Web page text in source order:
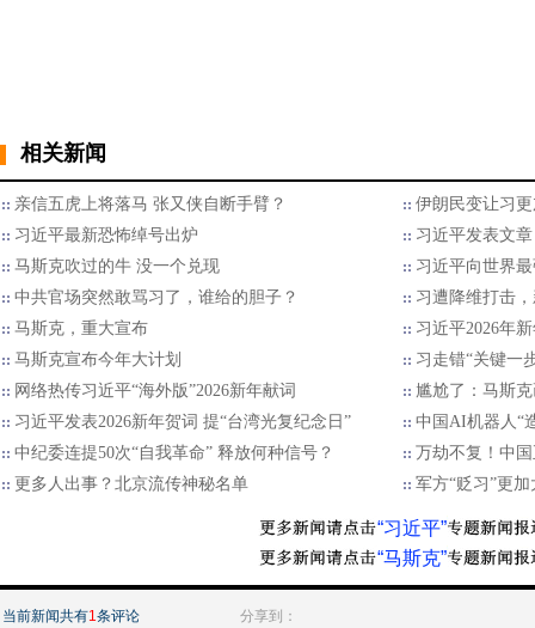
相关新闻
亲信五虎上将落马 张又侠自断手臂？
伊朗民变让习
习近平最新恐怖绰号出炉
习近平发表文章
马斯克吹过的牛 没一个兑现
习近平向世界
中共官场突然敢骂习了，谁给的胆子？
习遭降维打击
马斯克，重大宣布
习近平2026年
马斯克宣布今年大计划
习走错“关键一
网络热传习近平“海外版”2026新年献词
尴尬了：马斯
习近平发表2026新年贺词 提“台湾光复纪念日”
中国AI机器人“
中纪委连提50次“自我革命” 释放何种信号？
万劫不复！中
更多人出事？北京流传神秘名单
军方“贬习”更加
“习近平”
“马斯克”
当前新闻共有1条评论 分享到：